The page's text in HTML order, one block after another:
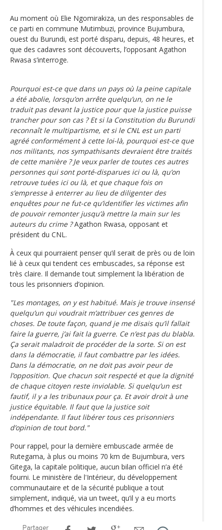
Au moment où Elie Ngomirakiza, un des responsables de
ce parti en commune Mutimbuzi, province Bujumbura,
ouest du Burundi, est porté disparu, depuis, 48 heures, et
que des cadavres sont découverts, l’opposant Agathon
Rwasa s’interroge.
Pourquoi est-ce que dans un pays où la peine capitale
a été abolie, lorsqu’on arrête quelqu’un, on ne le
traduit pas devant la justice pour que la justice puisse
trancher pour son cas ? Et si la Constitution du Burundi
reconnaît le multipartisme, et si le CNL est un parti
agréé conformément à cette loi-là, pourquoi est-ce que
nos militants, nos sympathisants devraient être traités
de cette manière ? Je veux parler de toutes ces autres
personnes qui sont porté-disparues ici ou là, qu’on
retrouve tuées ici ou là, et que chaque fois on
s’empresse à enterrer au lieu de diligenter des
enquêtes pour ne fut-ce qu’identifier les victimes afin
de pouvoir remonter jusqu’à mettre la main sur les
auteurs du crime ?Agathon Rwasa, opposant et
président du CNL.
À ceux qui pourraient penser qu’il serait de près ou de loin
lié à ceux qui tendent ces embuscades, sa réponse est
très claire. Il demande tout simplement la libération de
tous les prisonniers d’opinion.
"Les montages, on y est habitué. Mais je trouve insensé
quelqu’un qui voudrait m’attribuer ces genres de
choses. De toute façon, quand je me disais qu’il fallait
faire la guerre, j’ai fait la guerre. Ce n’est pas du blabla.
Ça serait maladroit de procéder de la sorte. Si on est
dans la démocratie, il faut combattre par les idées.
Dans la démocratie, on ne doit pas avoir peur de
l’opposition. Que chacun soit respecté et que la dignité
de chaque citoyen reste inviolable. Si quelqu’un est
fautif, il y a les tribunaux pour ça. Et avoir droit à une
justice équitable. Il faut que la justice soit
indépendante. Il faut libérer tous ces prisonniers
d’opinion de tout bord."
Pour rappel, pour la dernière embuscade armée de
Rutegama, à plus ou moins 70 km de Bujumbura, vers
Gitega, la capitale politique, aucun bilan officiel n’a été
fourni. Le ministère de l'Intérieur, du développement
communautaire et de la sécurité publique a tout
simplement, indiqué, via un tweet, qu’il y a eu morts
d’hommes et des véhicules incendiées.
Partager